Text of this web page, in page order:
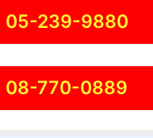
05-239-9880
08-770-0889